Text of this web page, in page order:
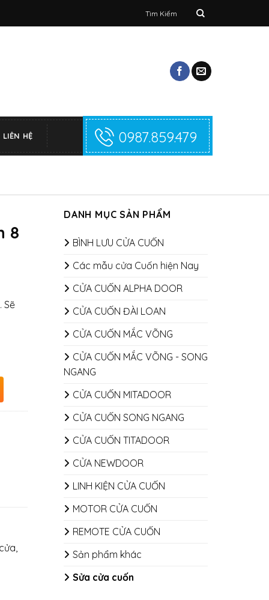
kiếm:
LIÊN HỆ 0987.859.479
DANH MỤC SẢN PHẨM
BÌNH LƯU CỬA CUỐN
Các mẫu cửa Cuốn hiện Nay
CỬA CUỐN ALPHA DOOR
CỬA CUỐN ĐÀI LOAN
CỬA CUỐN MẮC VÕNG
CỬA CUỐN MẮC VÕNG - SONG
NGANG
CỬA CUỐN MITADOOR
CỬA CUỐN SONG NGANG
CỬA CUỐN TITADOOR
CỬA NEWDOOR
LINH KIỆN CỬA CUỐN
MOTOR CỬA CUỐN
REMOTE CỬA CUỐN
Sản phẩm khác
Sửa cửa cuốn
8
Sẽ